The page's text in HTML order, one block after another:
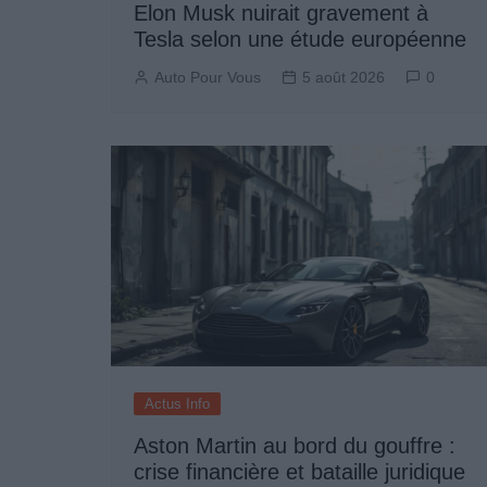
Elon Musk nuirait gravement à
Tesla selon une étude européenne
Auto Pour Vous 5 août 2026 0
Actus Info
Aston Martin au bord du gouffre :
crise financière et bataille juridique